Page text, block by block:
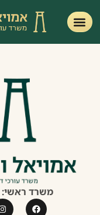
משרד ראשי: